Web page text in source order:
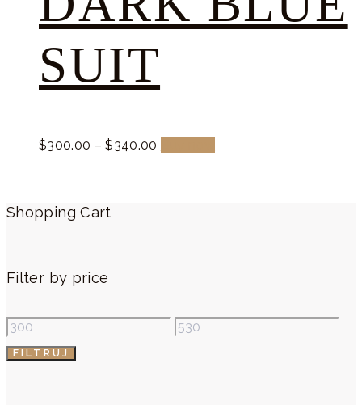
SUIT
$300.00 –$340.00
Shopping Cart
Filter by price
FILTRUJ